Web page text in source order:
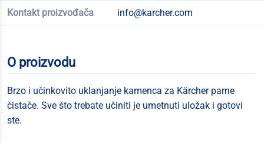
Kontakt proizvođača info@karcher.com
O proizvodu
Brzo i učinkovito uklanjanje kamenca za Kärcher parne
čistače. Sve što trebate učiniti je umetnuti uložak i gotovi
ste.